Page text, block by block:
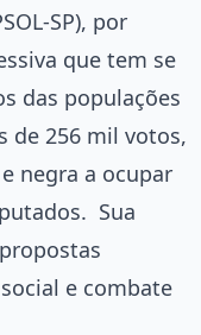
SP), por
que tem se
das populações
de 256 mil votos,
negra a ocupar
Sua
e combate